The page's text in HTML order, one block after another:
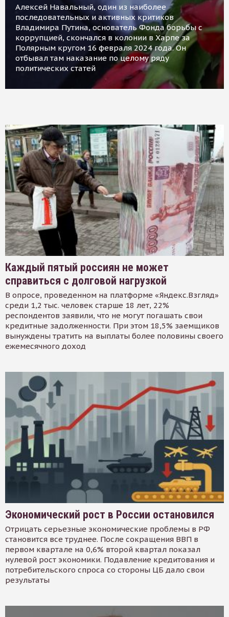
Алексей Навальный, один из наиболее
последовательных и активных критиков
Владимира Путина, основатель Фонда борьбы с
коррупцией, скончался в колонии в Харпе за
Полярным кругом 16 февраля 2024 года. Он
отбывал там наказание по целому ряду
политических статей
Каждый пятый россиян не может
справиться с долговой нагрузкой
В опросе, проведенном на платформе «Яндекс.Взгляд»
среди 1,2 тыс. человек старше 18 лет, 22%
респондентов заявили, что не могут погашать свои
кредитные задолженности. При этом 18,5% заемщиков
вынуждены тратить на выплаты более половины своего
ежемесячного доход
Экономический рост в России остановился
Отрицать серьезные экономические проблемы в РФ
становится все труднее. После сокращения ВВП в
первом квартале на 0,6% второй квартал показал
нулевой рост экономики. Подавление кредитования и
потребительского спроса со стороны ЦБ дало свои
результаты